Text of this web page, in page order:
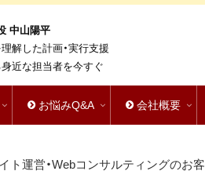
中山陽平
解した計画・実行支援
近な担当者を今すぐ
お悩みQ&A 会社概要
ト運営・Webコンサルティングのお